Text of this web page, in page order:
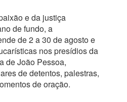
e da justiça
de fundo, a
de 2 a 30 de agosto e
nos presídios da
de João Pessoa,
de detentos, palestras,
de oração.